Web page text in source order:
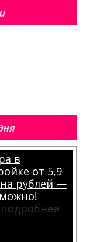
в
от 5,9
рублей —